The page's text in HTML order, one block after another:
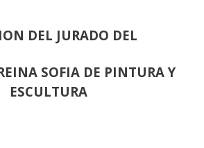
DEL JURADO DEL
SOFIA DE PINTURA Y
ESCULTURA